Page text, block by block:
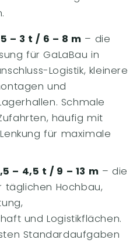
– 3 t / 6 – 8 m – die
für GaLaBau in
Logistik, kleinere
und
Schmale
häufig mit
für maximale
– 4,5 t / 9 – 13 m – die
täglichen Hochbau,
und Logistikflächen.
Standardaufgaben